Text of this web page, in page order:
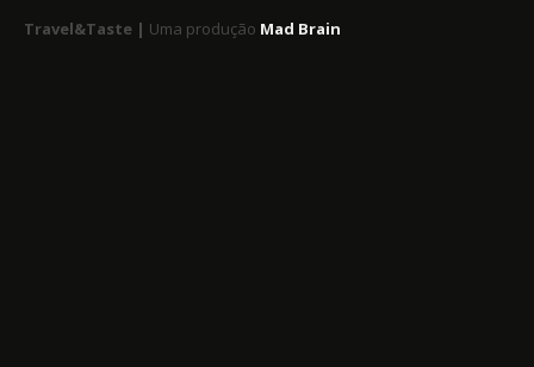
Travel&Taste | Uma produção Mad Brain